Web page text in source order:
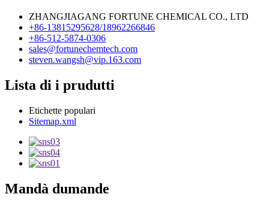
ZHANGJIAGANG FORTUNE CHEMICAL CO., LTD
+86-13815295628/18962266846
+86-512-5874-0306
sales@fortunechemtech.com
steven.wangsh@vip.163.com
Lista di i prudutti
Etichette populari
Sitemap.xml
Mandà dumande